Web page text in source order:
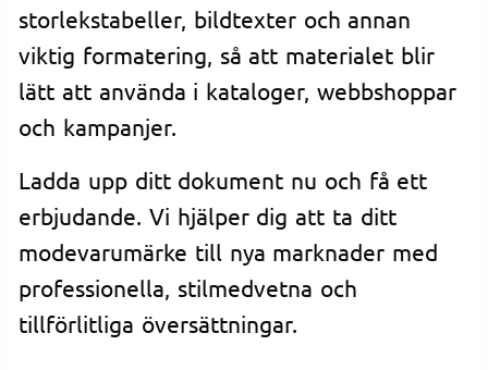
storlekstabeller, bildtexter och annan
viktig formatering, så att materialet blir
lätt att använda i kataloger, webbshoppar
och kampanjer.
Ladda upp ditt dokument nu och få ett
erbjudande. Vi hjälper dig att ta ditt
modevarumärke till nya marknader med
professionella, stilmedvetna och
tillförlitliga översättningar.